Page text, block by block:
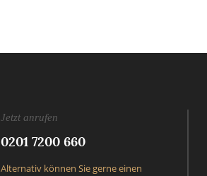
Jetzt anrufen
0201 7200 660
Alternativ können Sie gerne einen